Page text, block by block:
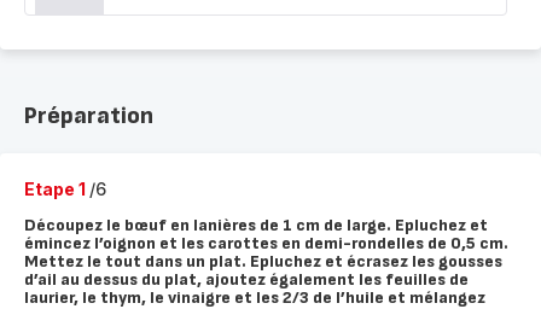
Préparation
Etape 1 /6
Découpez le bœuf en lanières de 1 cm de large. Epluchez et
émincez l’oignon et les carottes en demi-rondelles de 0,5 cm.
Mettez le tout dans un plat. Epluchez et écrasez les gousses
d’ail au dessus du plat, ajoutez également les feuilles de
laurier, le thym, le vinaigre et les 2/3 de l’huile et mélangez